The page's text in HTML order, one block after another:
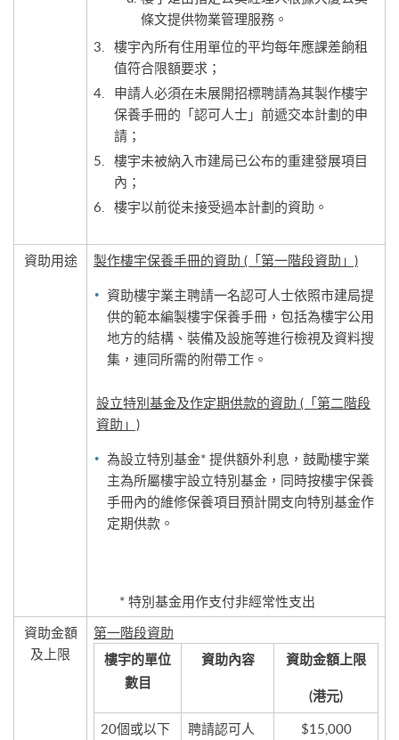
條文提供物業管理服務。
樓宇內所有住用單位的平均每年應課差餉租
值符合限額要求；
申請人必須在未展開招標聘請為其製作樓宇
保養手冊的「認可人士」前遞交本計劃的申
請；
樓宇未被納入市建局已公布的重建發展項目
內；
樓宇以前從未接受過本計劃的資助。
資助用途 製作樓宇保養手冊的資助 (「第一階段資助」)
資助樓宇業主聘請一名認可人士依照市建局提
供的範本編製樓宇保養手冊，包括為樓宇公用
地方的結構、裝備及設施等進行檢視及資料搜
集，連同所需的附帶工作。
設立特別基金及作定期供款的資助 (「第二階段
資助」)
為設立特別基金* 提供額外利息，鼓勵樓宇業
主為所屬樓宇設立特別基金，同時按樓宇保養
手冊內的維修保養項目預計開支向特別基金作
定期供款。
* 特別基金用作支付非經常性支出
資助金額
及上限
第一階段資助
樓宇的單位
數目
資助內容 資助金額上限
(港元)
20個或以下
聘請認可人
$15,000